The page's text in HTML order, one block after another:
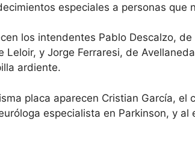
especiales a personas que
los intendentes Pablo Descalzo,
Leloir, y Jorge Ferraresi, de
ardiente.
placa aparecen Cristian García,
especialista en Parkinson, y